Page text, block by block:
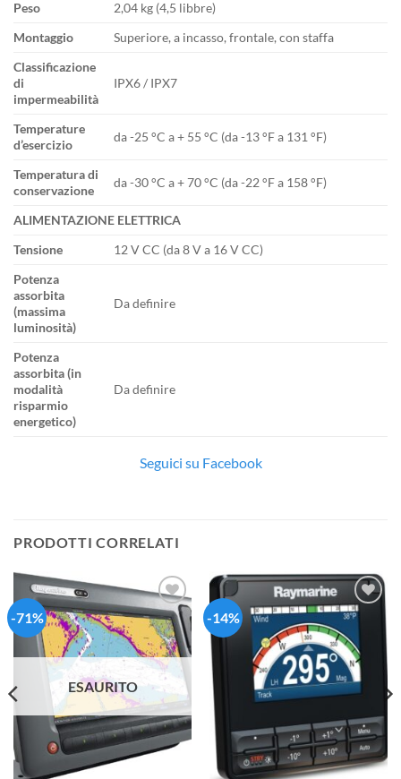
Peso
2,04 kg (4,5 libbre)
Montaggio
Superiore, a incasso, frontale, con staffa
Classificazione
di
impermeabilità
IPX6 / IPX7
Temperature
d’esercizio
da -25 °C a + 55 °C (da -13 °F a 131 °F)
Temperatura di
conservazione
da -30 °C a + 70 °C (da -22 °F a 158 °F)
ALIMENTAZIONE ELETTRICA
Tensione
12 V CC (da 8 V a 16 V CC)
Potenza
assorbita
(massima
luminosità)
Da definire
Potenza
assorbita (in
modalità
risparmio
energetico)
Da definire
Seguici su Facebook
PRODOTTI CORRELATI
-71%
Aggiungi
alla lista
dei
desideri
ESAURITO
-14%
Aggiungi
alla lista
dei
desideri